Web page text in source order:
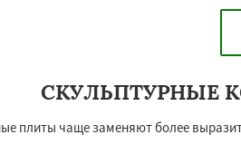
СКУЛЬПТУРНЫЕ
плиты чаще заменяют более